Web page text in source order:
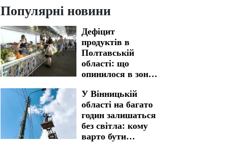
Популярні новини
Дефіцит
продуктів в
Полтавській
області: що
опинилося в зоні
У Вінницькій
області на багато
годин залишаться
без світла: кому
варто бути